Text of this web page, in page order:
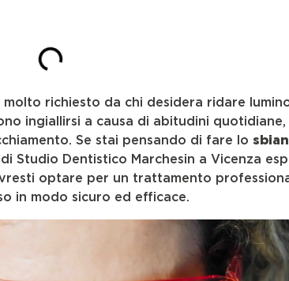
richiesto da chi desidera ridare
ingiallirsi a causa di abitudini quotidiane,
Se stai pensando di fare lo
Studio Dentistico Marchesin a Vicenza
optare per un trattamento
in modo sicuro ed efficace.